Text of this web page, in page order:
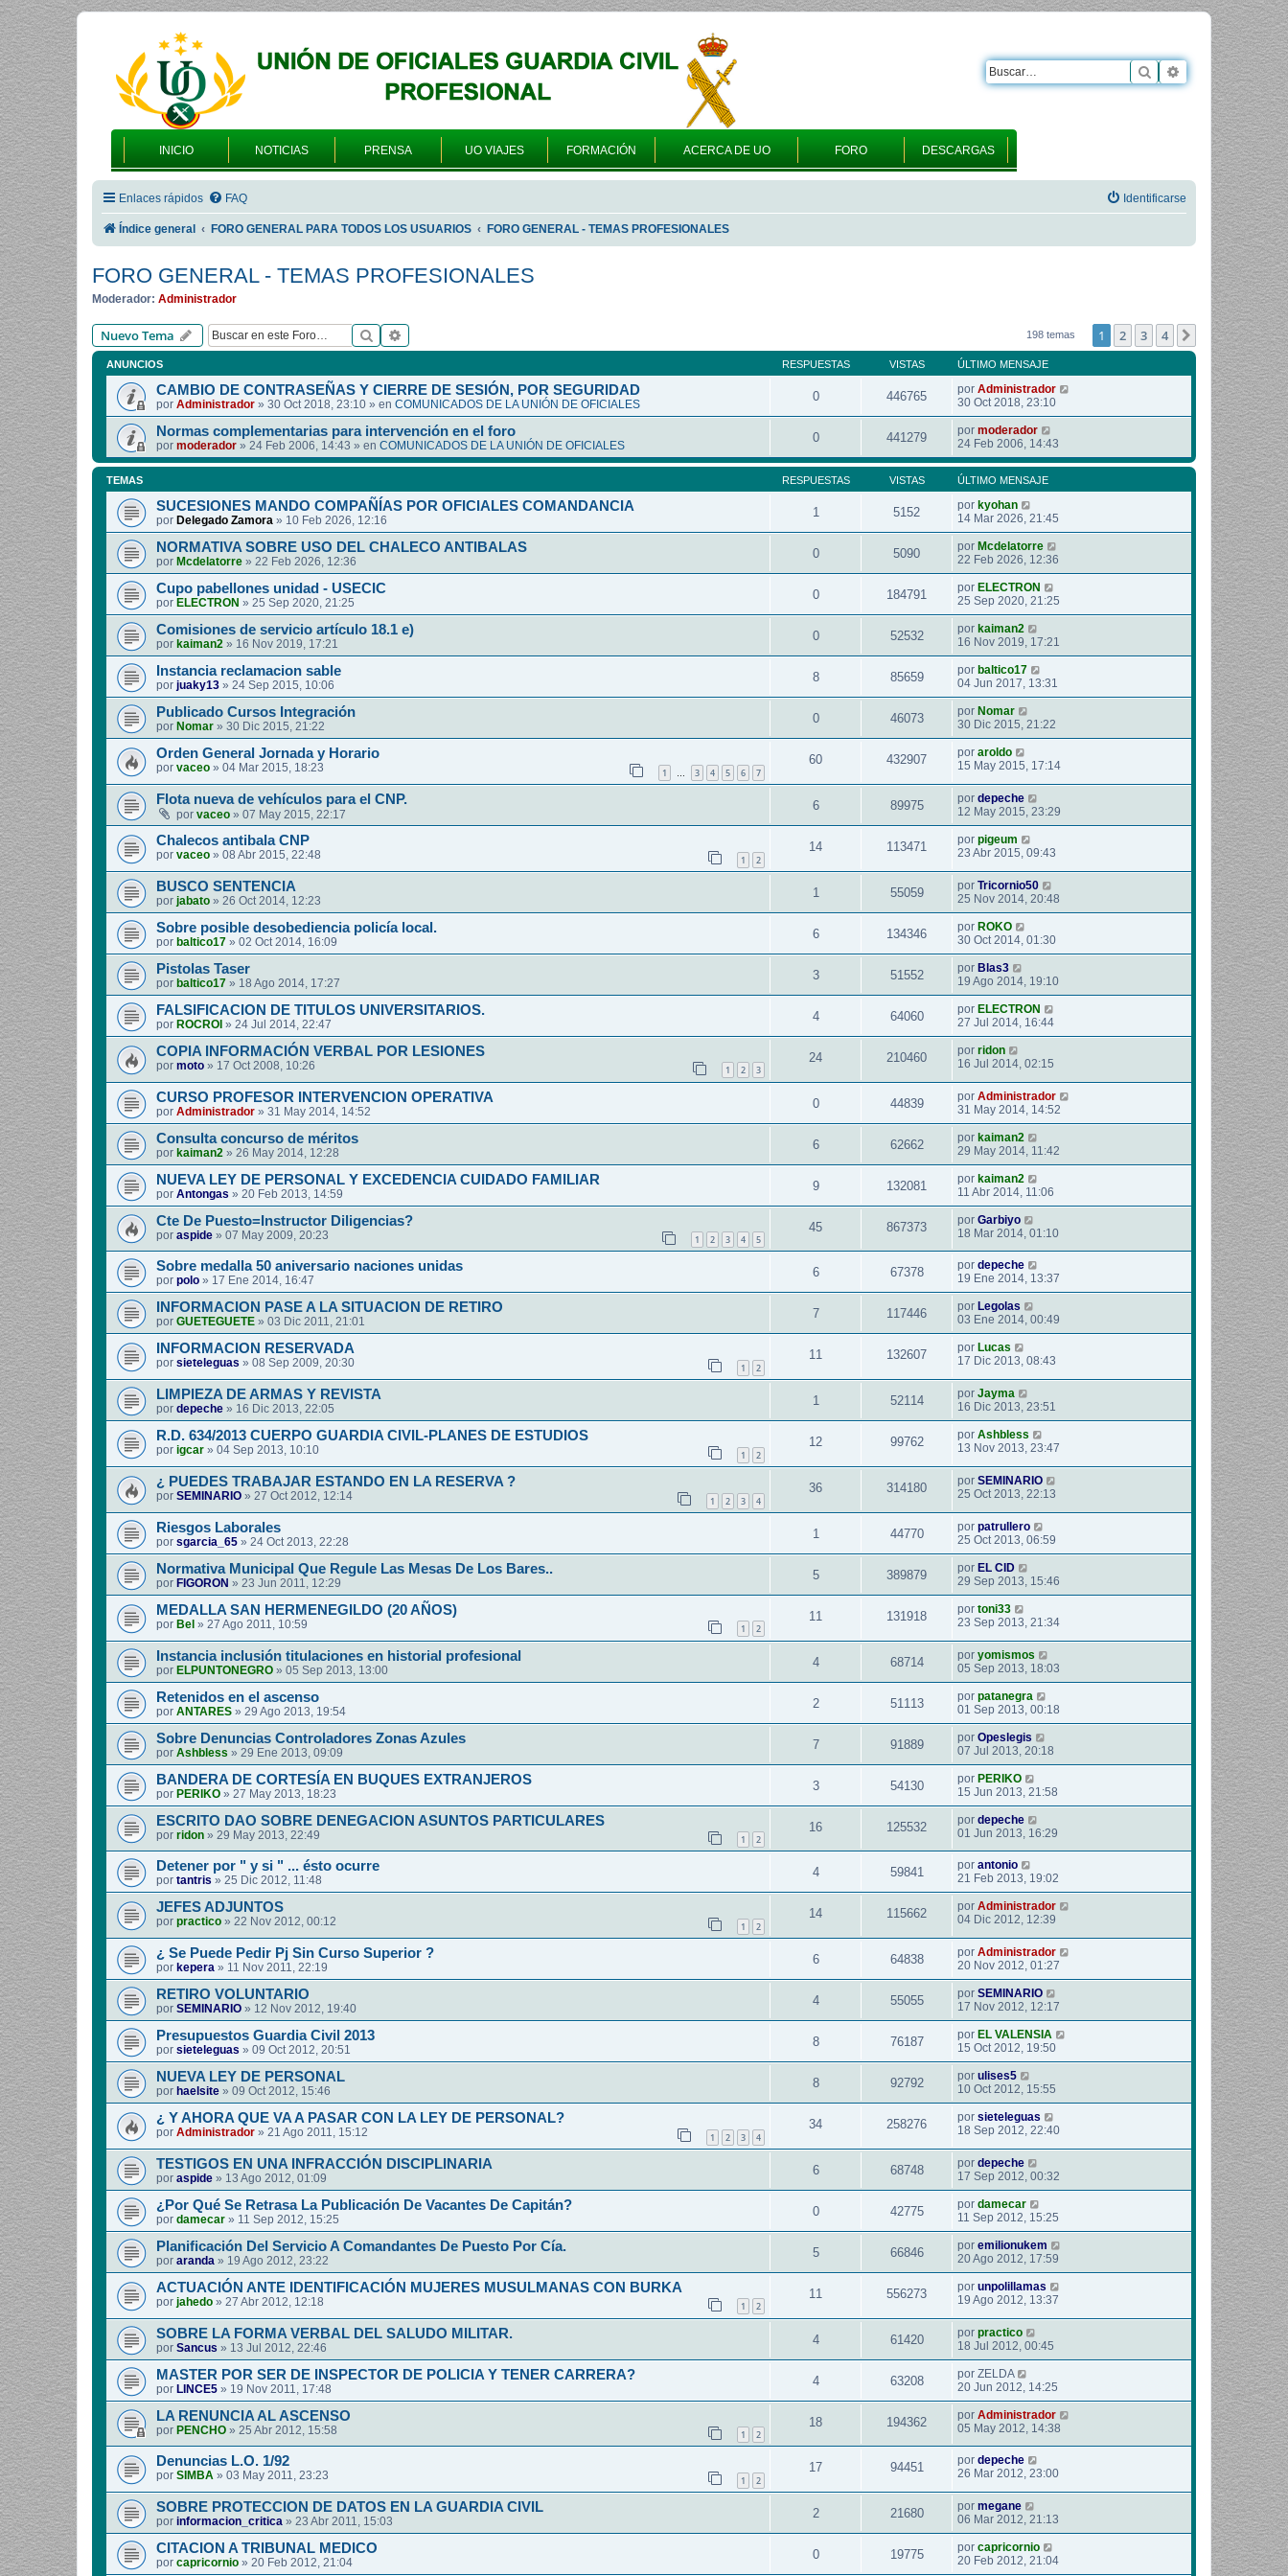
INICIO NOTICIAS PRENSA UO VIAJES FORMACIÓN ACERCA DE UO FORO DESCARGAS
Buscar Búsqueda
Enlaces rápidos FAQ Identificarse
Índice general FORO GENERAL PARA TODOS LOS USUARIOS FORO GENERAL - TEMAS PROFESIONALES
FORO GENERAL - TEMAS PROFESIONALES
Moderador: Administrador
Nuevo Tema Buscar 198 temas 1 2 3 4 Siguiente
ANUNCIOS RESPUESTAS VISTAS ÚLTIMO MENSAJE
CAMBIO DE CONTRASEÑAS Y CIERRE DE SESIÓN, POR SEGURIDAD
por Administrador » 30 Oct 2018, 23:10 » en COMUNICADOS DE LA UNIÓN DE OFICIALES
0 446765 por Administrador
30 Oct 2018, 23:10
Normas complementarias para intervención en el foro
por moderador » 24 Feb 2006, 14:43 » en COMUNICADOS DE LA UNIÓN DE OFICIALES
0 441279 por moderador
24 Feb 2006, 14:43
TEMAS RESPUESTAS VISTAS ÚLTIMO MENSAJE
SUCESIONES MANDO COMPAÑÍAS POR OFICIALES COMANDANCIA
por Delegado Zamora » 10 Feb 2026, 12:16
1 5152 por kyohan
14 Mar 2026, 21:45
NORMATIVA SOBRE USO DEL CHALECO ANTIBALAS
por Mcdelatorre » 22 Feb 2026, 12:36
0 5090 por Mcdelatorre
22 Feb 2026, 12:36
Cupo pabellones unidad - USECIC
por ELECTRON » 25 Sep 2020, 21:25
0 184791 por ELECTRON
25 Sep 2020, 21:25
Comisiones de servicio artículo 18.1 e)
por kaiman2 » 16 Nov 2019, 17:21
0 52532 por kaiman2
16 Nov 2019, 17:21
Instancia reclamacion sable
por juaky13 » 24 Sep 2015, 10:06
8 85659 por baltico17
04 Jun 2017, 13:31
Publicado Cursos Integración
por Nomar » 30 Dic 2015, 21:22
0 46073 por Nomar
30 Dic 2015, 21:22
Orden General Jornada y Horario
por vaceo » 04 Mar 2015, 18:23 1 3 4 5 6 7
60 432907 por aroldo
15 May 2015, 17:14
Flota nueva de vehículos para el CNP.
por vaceo » 07 May 2015, 22:17
6 89975 por depeche
12 May 2015, 23:29
Chalecos antibala CNP
por vaceo » 08 Abr 2015, 22:48 1 2
14 113471 por pigeum
23 Abr 2015, 09:43
BUSCO SENTENCIA
por jabato » 26 Oct 2014, 12:23
1 55059 por Tricornio50
25 Nov 2014, 20:48
Sobre posible desobediencia policía local.
por baltico17 » 02 Oct 2014, 16:09
6 134346 por ROKO
30 Oct 2014, 01:30
Pistolas Taser
por baltico17 » 18 Ago 2014, 17:27
3 51552 por Blas3
19 Ago 2014, 19:10
FALSIFICACION DE TITULOS UNIVERSITARIOS.
por ROCROI » 24 Jul 2014, 22:47
4 64060 por ELECTRON
27 Jul 2014, 16:44
COPIA INFORMACIÓN VERBAL POR LESIONES
por moto » 17 Oct 2008, 10:26 1 2 3
24 210460 por ridon
16 Jul 2014, 02:15
CURSO PROFESOR INTERVENCION OPERATIVA
por Administrador » 31 May 2014, 14:52
0 44839 por Administrador
31 May 2014, 14:52
Consulta concurso de méritos
por kaiman2 » 26 May 2014, 12:28
6 62662 por kaiman2
29 May 2014, 11:42
NUEVA LEY DE PERSONAL Y EXCEDENCIA CUIDADO FAMILIAR
por Antongas » 20 Feb 2013, 14:59
9 132081 por kaiman2
11 Abr 2014, 11:06
Cte De Puesto=Instructor Diligencias?
por aspide » 07 May 2009, 20:23 1 2 3 4 5
45 867373 por Garbiyo
18 Mar 2014, 01:10
Sobre medalla 50 aniversario naciones unidas
por polo » 17 Ene 2014, 16:47
6 67378 por depeche
19 Ene 2014, 13:37
INFORMACION PASE A LA SITUACION DE RETIRO
por GUETEGUETE » 03 Dic 2011, 21:01
7 117446 por Legolas
03 Ene 2014, 00:49
INFORMACION RESERVADA
por sieteleguas » 08 Sep 2009, 20:30 1 2
11 132607 por Lucas
17 Dic 2013, 08:43
LIMPIEZA DE ARMAS Y REVISTA
por depeche » 16 Dic 2013, 22:05
1 52114 por Jayma
16 Dic 2013, 23:51
R.D. 634/2013 CUERPO GUARDIA CIVIL-PLANES DE ESTUDIOS
por igcar » 04 Sep 2013, 10:10 1 2
12 99762 por Ashbless
13 Nov 2013, 23:47
¿ PUEDES TRABAJAR ESTANDO EN LA RESERVA ?
por SEMINARIO » 27 Oct 2012, 12:14 1 2 3 4
36 314180 por SEMINARIO
25 Oct 2013, 22:13
Riesgos Laborales
por sgarcia_65 » 24 Oct 2013, 22:28
1 44770 por patrullero
25 Oct 2013, 06:59
Normativa Municipal Que Regule Las Mesas De Los Bares..
por FIGORON » 23 Jun 2011, 12:29
5 389879 por EL CID
29 Sep 2013, 15:46
MEDALLA SAN HERMENEGILDO (20 AÑOS)
por Bel » 27 Ago 2011, 10:59 1 2
11 131918 por toni33
23 Sep 2013, 21:34
Instancia inclusión titulaciones en historial profesional
por ELPUNTONEGRO » 05 Sep 2013, 13:00
4 68714 por yomismos
05 Sep 2013, 18:03
Retenidos en el ascenso
por ANTARES » 29 Ago 2013, 19:54
2 51113 por patanegra
01 Sep 2013, 00:18
Sobre Denuncias Controladores Zonas Azules
por Ashbless » 29 Ene 2013, 09:09
7 91889 por Opeslegis
07 Jul 2013, 20:18
BANDERA DE CORTESÍA EN BUQUES EXTRANJEROS
por PERIKO » 27 May 2013, 18:23
3 54130 por PERIKO
15 Jun 2013, 21:58
ESCRITO DAO SOBRE DENEGACION ASUNTOS PARTICULARES
por ridon » 29 May 2013, 22:49 1 2
16 125532 por depeche
01 Jun 2013, 16:29
Detener por " y si " ... ésto ocurre
por tantris » 25 Dic 2012, 11:48
4 59841 por antonio
21 Feb 2013, 19:02
JEFES ADJUNTOS
por practico » 22 Nov 2012, 00:12 1 2
14 115662 por Administrador
04 Dic 2012, 12:39
¿ Se Puede Pedir Pj Sin Curso Superior ?
por kepera » 11 Nov 2011, 22:19
6 64838 por Administrador
20 Nov 2012, 01:27
RETIRO VOLUNTARIO
por SEMINARIO » 12 Nov 2012, 19:40
4 55055 por SEMINARIO
17 Nov 2012, 12:17
Presupuestos Guardia Civil 2013
por sieteleguas » 09 Oct 2012, 20:51
8 76187 por EL VALENSIA
15 Oct 2012, 19:50
NUEVA LEY DE PERSONAL
por haelsite » 09 Oct 2012, 15:46
8 92792 por ulises5
10 Oct 2012, 15:55
¿ Y AHORA QUE VA A PASAR CON LA LEY DE PERSONAL?
por Administrador » 21 Ago 2011, 15:12 1 2 3 4
34 258276 por sieteleguas
18 Sep 2012, 22:40
TESTIGOS EN UNA INFRACCIÓN DISCIPLINARIA
por aspide » 13 Ago 2012, 01:09
6 68748 por depeche
17 Sep 2012, 00:32
¿Por Qué Se Retrasa La Publicación De Vacantes De Capitán?
por damecar » 11 Sep 2012, 15:25
0 42775 por damecar
11 Sep 2012, 15:25
Planificación Del Servicio A Comandantes De Puesto Por Cía.
por aranda » 19 Ago 2012, 23:22
5 66846 por emilionukem
20 Ago 2012, 17:59
ACTUACIÓN ANTE IDENTIFICACIÓN MUJERES MUSULMANAS CON BURKA
por jahedo » 27 Abr 2012, 12:18 1 2
11 556273 por unpolillamas
19 Ago 2012, 13:37
SOBRE LA FORMA VERBAL DEL SALUDO MILITAR.
por Sancus » 13 Jul 2012, 22:46
4 61420 por practico
18 Jul 2012, 00:45
MASTER POR SER DE INSPECTOR DE POLICIA Y TENER CARRERA?
por LINCE5 » 19 Nov 2011, 17:48
4 63208 por ZELDA
20 Jun 2012, 14:25
LA RENUNCIA AL ASCENSO
por PENCHO » 25 Abr 2012, 15:58 1 2
18 194362 por Administrador
05 May 2012, 14:38
Denuncias L.O. 1/92
por SIMBA » 03 May 2011, 23:23 1 2
17 94451 por depeche
26 Mar 2012, 23:00
SOBRE PROTECCION DE DATOS EN LA GUARDIA CIVIL
por informacion_critica » 23 Abr 2011, 15:03
2 21680 por megane
06 Mar 2012, 21:13
CITACION A TRIBUNAL MEDICO
por capricornio » 20 Feb 2012, 21:04
0 19775 por capricornio
20 Feb 2012, 21:04